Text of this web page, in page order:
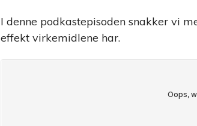
I denne podkastepisoden snakker vi
effekt virkemidlene har.